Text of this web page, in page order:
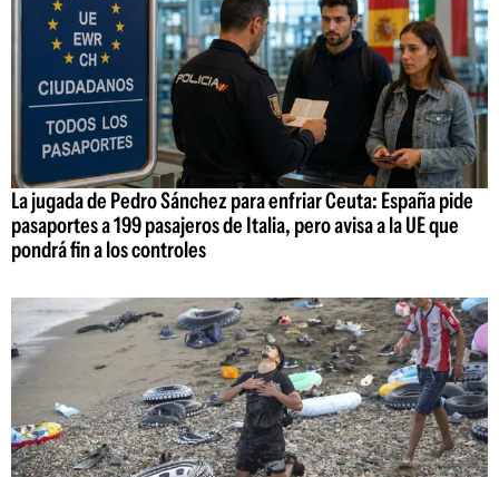
La jugada de Pedro Sánchez para enfriar Ceuta: España pide
pasaportes a 199 pasajeros de Italia, pero avisa a la UE que
pondrá fin a los controles